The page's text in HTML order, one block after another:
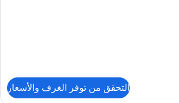
التحقق من توفر الغرف والأسعار